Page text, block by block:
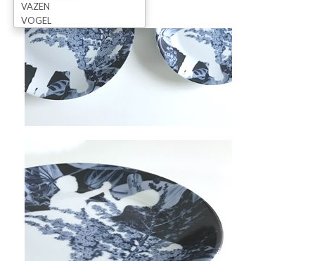
VAZEN
VOGEL